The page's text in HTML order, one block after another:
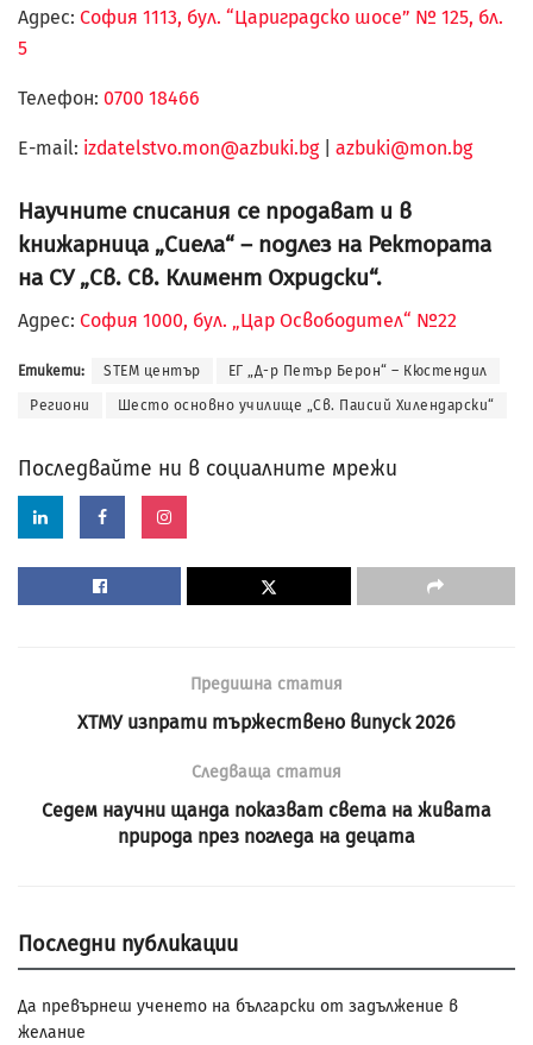
Адрес: София 1113, бул. “Цариградско шосе” № 125, бл.
5
Телефон: 0700 18466
Е-mail: izdatelstvo.mon@azbuki.bg| azbuki@mon.bg
Научните списания се продават и в
книжарница „Сиела“ – подлез на Ректората
на СУ „Св. Св. Климент Охридски“.
Адрес: София 1000, бул. „Цар Освободител“ №22
Етикети: STEM център ЕГ „Д-р Петър Берон“ – Кюстендил
Региони Шесто основно училище „Св. Паисий Хилендарски“
Последвайте ни в социалните мрежи
Предишна статия
ХТМУ изпрати тържествено випуск 2026
Следваща статия
Седем научни щанда показват света на живата
природа през погледа на децата
Последни публикации
Да превърнеш ученето на български от задължение в
желание